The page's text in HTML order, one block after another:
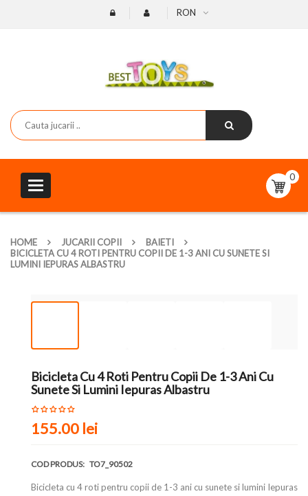
RON
Toggle
navigation
0
HOME JUCARII COPII
BAIETI
BICICLETA CU 4 ROTI PENTRU COPII DE 1-3 ANI CU SUNETE SI
LUMINI IEPURAS ALBASTRU
Bicicleta Cu 4 Roti Pentru Copii De 1-3 Ani Cu
Sunete Si Lumini Iepuras Albastru
155.00 lei
COD PRODUS: TO7_90502
Bicicleta cu 4 roti pentru copii de 1-3 ani cu sunete si lumini Iepuras